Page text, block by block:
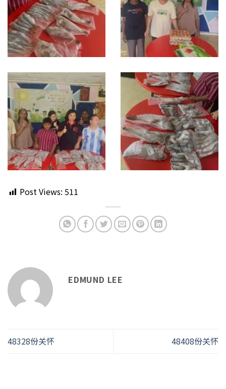
Post Views: 511
EDMUND LEE
48328份关怀 48408份关怀